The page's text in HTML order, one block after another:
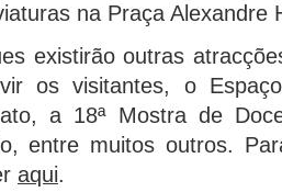
na Praça Alexandre
existirão outras
os visitantes, o
a 18ª Mostra de
entre muitos outros.
aqui.